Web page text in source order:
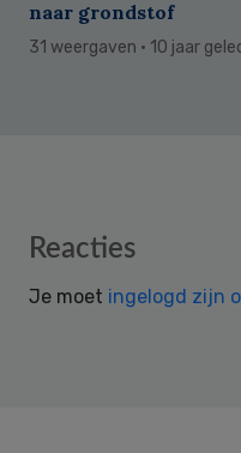
naar grondstof
31 weergaven · 10 jaar
Reader
Reacties
Je moet ingelogd zijn